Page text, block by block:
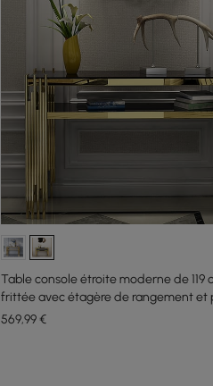
Table console étroite moderne de 119
frittée avec étagère de rangement et
569,99€